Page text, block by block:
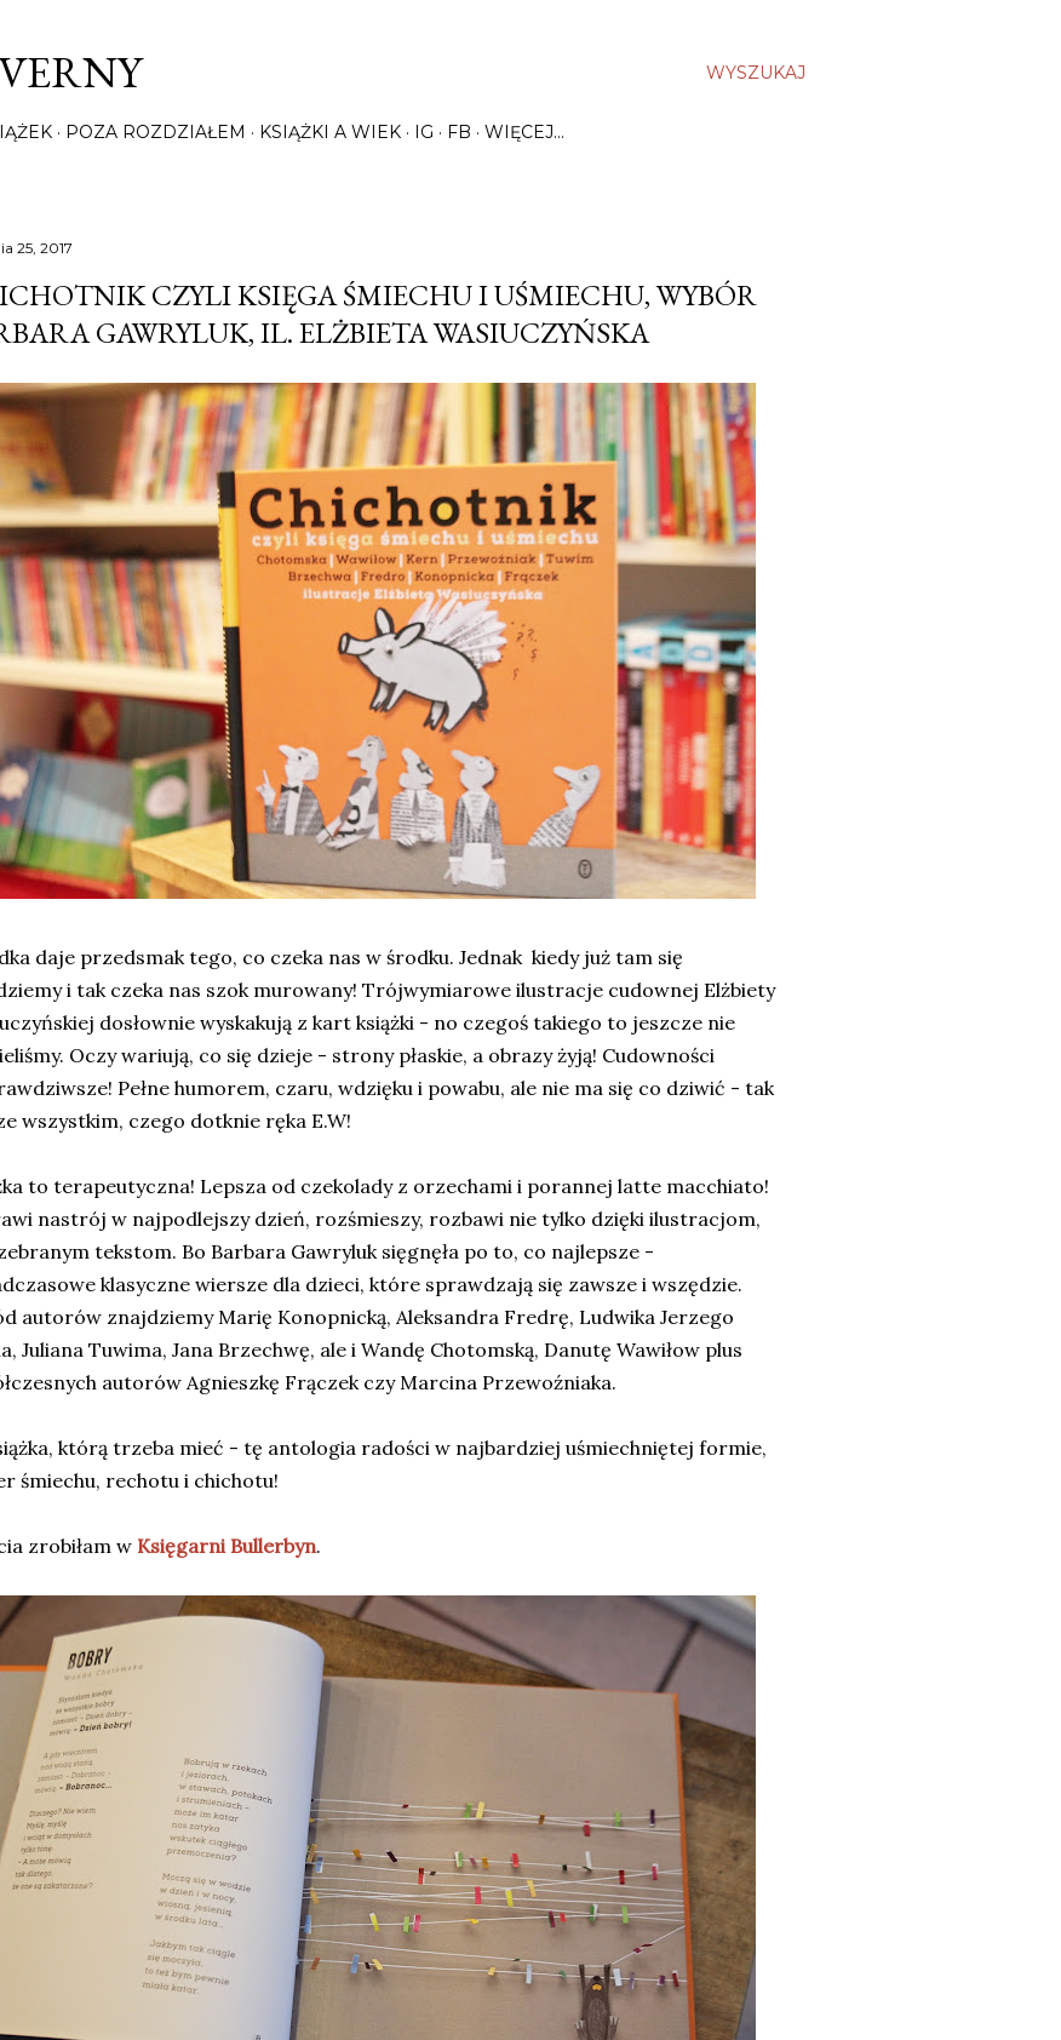
WYSZUKAJ
POZA ROZDZIAŁEM KSIĄŻKI A WIEK IG FB WIĘCEJ…
25, 2017
CZYLI KSIĘGA ŚMIECHU I UŚMIECHU, WYBÓR
GAWRYLUK, IL. ELŻBIETA WASIUCZYŃSKA
daje przedsmak tego, co czeka nas w środku. Jednak kiedy już tam się
i tak czeka nas szok murowany! Trójwymiarowe ilustracje cudownej Elżbiety
dosłownie wyskakują z kart książki - no czegoś takiego to jeszcze nie
Oczy wariują, co się dzieje - strony płaskie, a obrazy żyją! Cudowności
Pełne humorem, czaru, wdzięku i powabu, ale nie ma się co dziwić - tak
wszystkim, czego dotknie ręka E.W!
to terapeutyczna! Lepsza od czekolady z orzechami i porannej latte macchiato!
nastrój w najpodlejszy dzień, rozśmieszy, rozbawi nie tylko dzięki ilustracjom,
tekstom. Bo Barbara Gawryluk sięgnęła po to, co najlepsze -
klasyczne wiersze dla dzieci, które sprawdzają się zawsze i wszędzie.
autorów znajdziemy Marię Konopnicką, Aleksandra Fredrę, Ludwika Jerzego
Juliana Tuwima, Jana Brzechwę, ale i Wandę Chotomską, Danutę Wawiłow plus
autorów Agnieszkę Frączek czy Marcina Przewoźniaka.
którą trzeba mieć - tę antologia radości w najbardziej uśmiechniętej formie,
śmiechu, rechotu i chichotu!
zrobiłam w Księgarni Bullerbyn.